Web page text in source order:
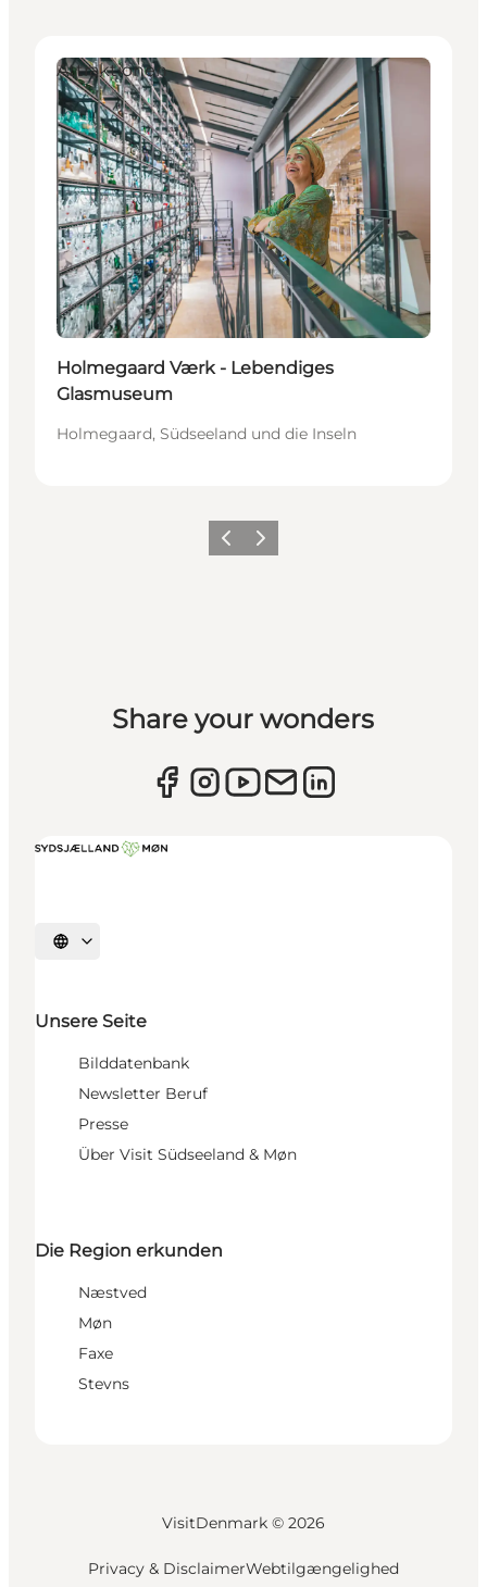
Attraktionen
Holmegaard Værk - Lebendiges
Glasmuseum
Holmegaard, Südseeland und die Inseln
ZurückWeiter
Share your wonders
Sprache auswählen
Unsere Seite
Bilddatenbank
Newsletter Beruf
Presse
Über Visit Südseeland & Møn
Die Region erkunden
Næstved
Møn
Faxe
Stevns
VisitDenmark © 2026
Privacy & DisclaimerWebtilgængelighed